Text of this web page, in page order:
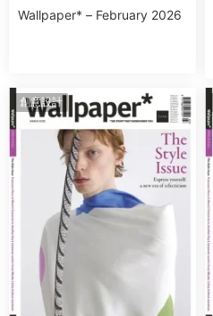
Wallpaper* – February 2026
創意設計